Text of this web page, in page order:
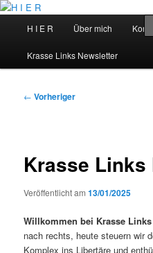
Zum
springenH I E R
H I E R Über mich
Krasse Links Newsletter
Beitragsnavigation
← Vorheriger
Krasse Links
Veröffentlicht am13/01/2025
Willkommen bei Krasse Links
nach rechts, heute steuern wir
Komplex ins Libertäre und